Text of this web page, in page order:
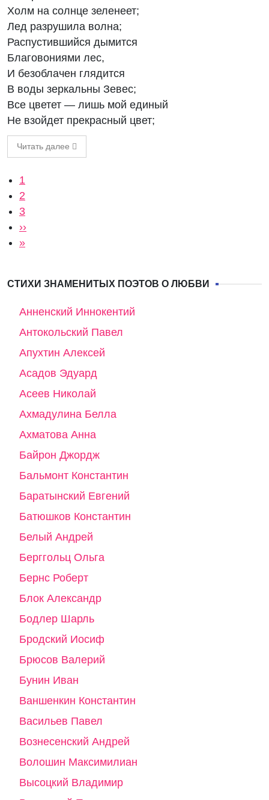
Холм на солнце зеленеет;
Лед разрушила волна;
Распустившийся дымится
Благовониями лес,
И безоблачен глядится
В воды зеркальны Зевес;
Все цветет — лишь мой единый
Не взойдет прекрасный цвет;
Читать далее
Нумерация страниц
Текущая страница
1
Страница
2
Страница
3
Следующая страница
››
Последняя страница
»
СТИХИ ЗНАМЕНИТЫХ ПОЭТОВ О ЛЮБВИ
Анненский Иннокентий
Антокольский Павел
Апухтин Алексей
Асадов Эдуард
Асеев Николай
Ахмадулина Белла
Ахматова Анна
Байрон Джордж
Бальмонт Константин
Баратынский Евгений
Батюшков Константин
Белый Андрей
Берггольц Ольга
Бернс Роберт
Блок Александр
Бодлер Шарль
Бродский Иосиф
Брюсов Валерий
Бунин Иван
Ваншенкин Константин
Васильев Павел
Вознесенский Андрей
Волошин Максимилиан
Высоцкий Владимир